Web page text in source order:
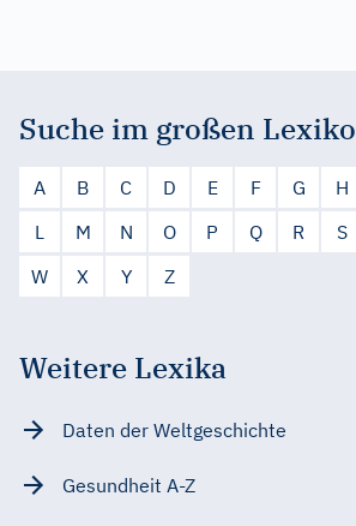
Suche im großen
A B C D E F G H
L
M N O P Q R S
W
X Y Z
Weitere Lexika
Daten der Weltgeschichte
Gesundheit A-Z